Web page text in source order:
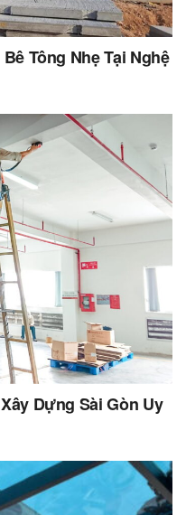
Tông Nhẹ Tại Nghệ
Dựng Sài Gòn Uy